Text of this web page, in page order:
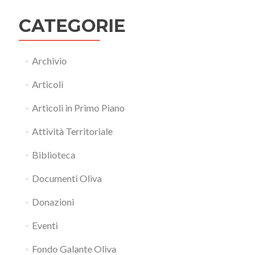
CATEGORIE
Archivio
Articoli
Articoli in Primo Piano
Attività Territoriale
Biblioteca
Documenti Oliva
Donazioni
Eventi
Fondo Galante Oliva